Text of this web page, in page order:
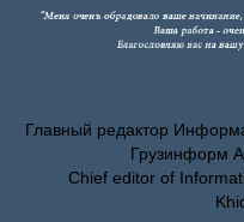
Главный редактор
Грузинформ
Chief editor of